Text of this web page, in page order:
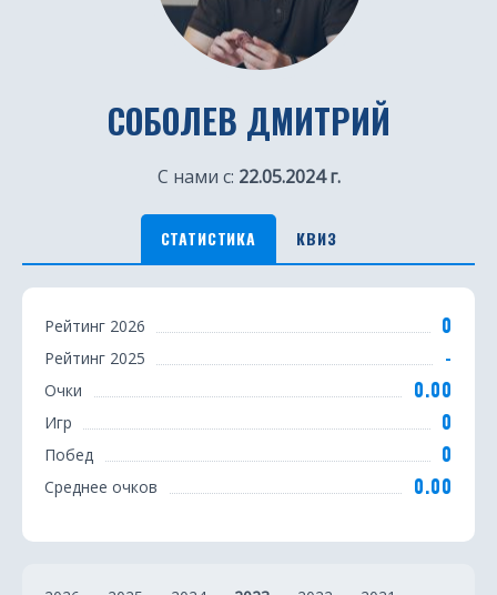
СОБОЛЕВ ДМИТРИЙ
С нами с: 22.05.2024 г.
СТАТИСТИКА КВИЗ
С
т
Рейтинг 2026 0
Рейтинг 2025 -
Очки 0.00
Игр 0
Побед 0
Среднее очков 0.00